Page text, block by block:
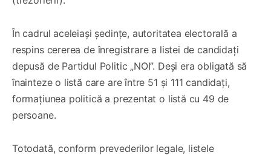
În cadrul aceleiași ședințe, autoritatea electorală a
respins cererea de înregistrare a listei de candidați
depusă de Partidul Politic „NOI”. Deși era obligată să
înainteze o listă care are între 51 și 111 candidați,
formațiunea politică a prezentat o listă cu 49 de
persoane.
Totodată, conform prevederilor legale, listele